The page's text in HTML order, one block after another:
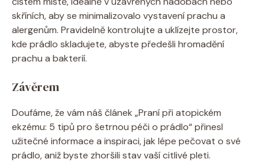
‌skříních, aby se minimalizovalo vystavení prachu a
⁣alergenům. Pravidelně kontrolujte⁤ a‌ uklízejte prostor,⁣
kde prádlo skladujete, abyste předešli hromadění
‌prachu ⁤a bakterií.
Závěrem
Doufáme, že ⁤vám náš článek „Praní při atopickém
ekzému: ​5 tipů pro šetrnou péči o prádlo“‍ přinesl
užitečné informace a​ inspiraci,​ jak lépe pečovat​ o‍ své
⁢prádlo, aniž byste zhoršili stav vaší ⁤citlivé ‌pleti.